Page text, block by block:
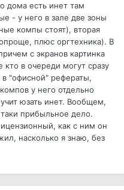
дома есть инет там
- у него в зале две зоны
компы стоят), вторая
плюс оргтехника). В
с экранов картинка
в очереди могут сразу
"офисной" рефераты,
у него отдельно
юзать инет. Вообщем,
прибыльное дело.
как с ним он
насколько я знаю, без